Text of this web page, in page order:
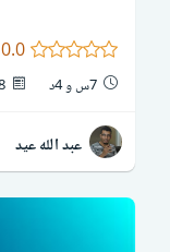
0.0
7س و 4د 118 مادة
عبد الله عيد